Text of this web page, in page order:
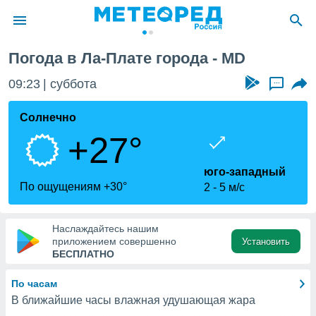
о
Вы можете
к этому
доступ
Погода в Ла-Плате города - MD
09:23 суббота ...
Солнечно
+27°
По ощущениям +30°
юго-западный
2
5 м/с
Наслаждайтесь нашим
приложением совершенно
БЕСПЛАТНО
Установить
По часам
В ближайшие часы влажная удушающая жара